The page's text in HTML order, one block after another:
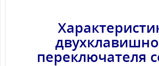
переключателя